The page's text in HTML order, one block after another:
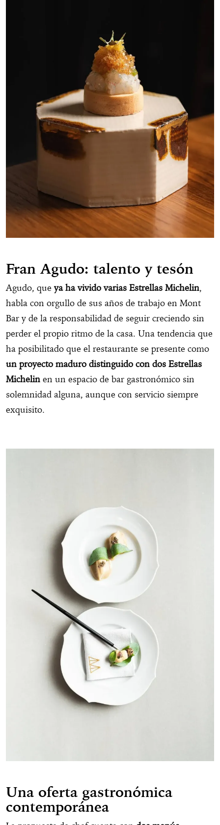
Fran Agudo: talento y tesón
Agudo, que ya ha vivido varias Estrellas Michelin,
habla con orgullo de sus años de trabajo en Mont
Bar y de la responsabilidad de seguir creciendo sin
perder el propio ritmo de la casa. Una tendencia que
ha posibilitado que el restaurante se presente como
un proyecto maduro distinguido con dos Estrellas
Michelin en un espacio de bar gastronómico sin
solemnidad alguna, aunque con servicio siempre
exquisito.
Una oferta gastronómica
contemporánea